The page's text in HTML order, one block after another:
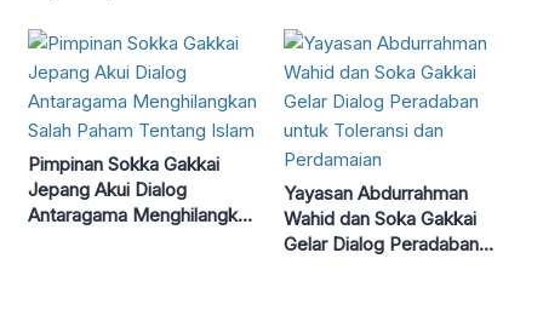
Pimpinan Sokka Gakkai
Jepang Akui Dialog
Antaragama Menghilangkan
Yayasan Abdurrahman
Wahid dan Soka Gakkai
Gelar Dialog Peradaban